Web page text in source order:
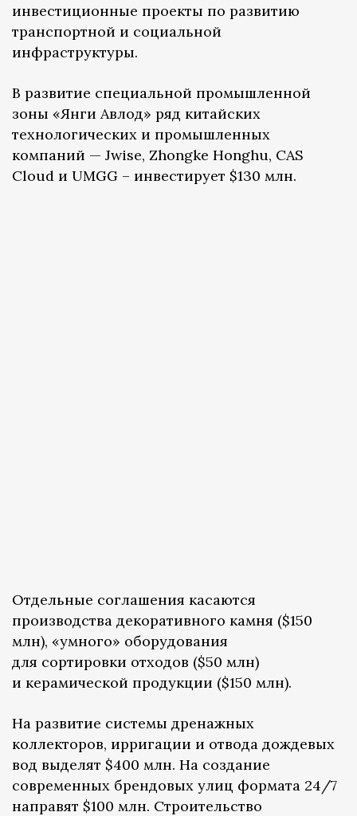
инвестиционные проекты по развитию
транспортной и социальной
инфраструктуры.
В развитие специальной промышленной
зоны «Янги Авлод» ряд китайских
технологических и промышленных
компаний — Jwise, Zhongke Honghu, CAS
Cloud и UMGG – инвестирует $130 млн.
Отдельные соглашения касаются
производства декоративного камня ($150
млн), «умного» оборудования
для сортировки отходов ($50 млн)
и керамической продукции ($150 млн).
На развитие системы дренажных
коллекторов, ирригации и отвода дождевых
вод выделят $400 млн. На создание
современных брендовых улиц формата 24/7
направят $100 млн. Строительство